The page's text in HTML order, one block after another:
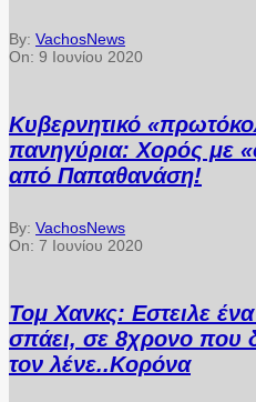
By: VachosNews
On: 9 Ιουνίου 2020
Κυβερνητικό
πανηγύρια: Χορός με
από Παπαθανάση!
By: VachosNews
On: 7 Ιουνίου 2020
Τομ Χανκς: Εστειλε
σπάει, σε 8χρονο που
τον λένε..Κορόνα